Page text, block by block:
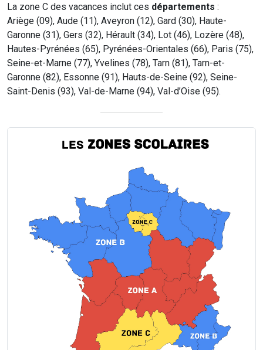
La zone C des vacances inclut ces départements :
Ariège (09), Aude (11), Aveyron (12), Gard (30), Haute-
Garonne (31), Gers (32), Hérault (34), Lot (46), Lozère (48),
Hautes-Pyrénées (65), Pyrénées-Orientales (66), Paris (75),
Seine-et-Marne (77), Yvelines (78), Tarn (81), Tarn-et-
Garonne (82), Essonne (91), Hauts-de-Seine (92), Seine-
Saint-Denis (93), Val-de-Marne (94), Val-d’Oise (95).